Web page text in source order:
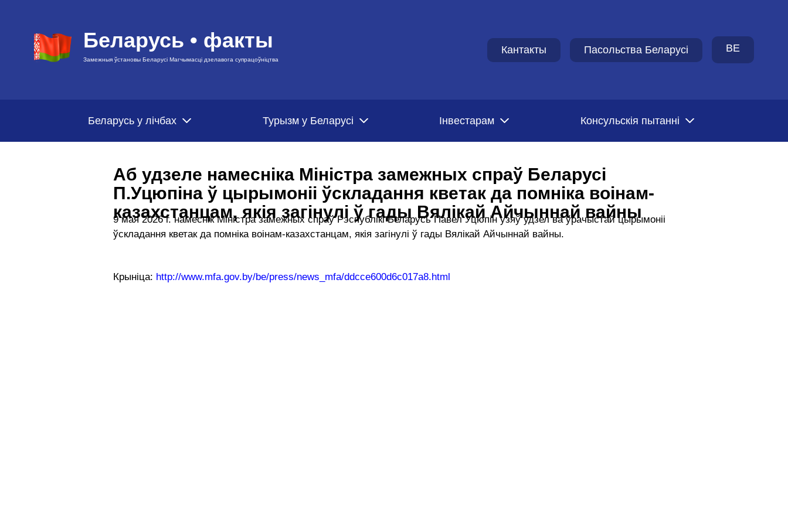
Беларусь • факты
Замежныя ўстановы Беларусі Магчымасці дзелавога супрацоўніцтва
Кантакты Пасольства Беларусi BE
Беларусь у лічбах Турызм у Беларусі Iнвестарам Консульскія пытанні
Аб удзеле намесніка Міністра замежных спраў Беларусі
П.Уцюпіна ў цырымоніі ўскладання кветак да помніка воінам-
казахстанцам, якія загінулі ў гады Вялікай Айчыннай вайны
9 мая 2026 г. намеснік Міністра замежных спраў Рэспублікі Беларусь Павел Уцюпін узяў удзел ва ўрачыстай цырымоніі
ўскладання кветак да помніка воінам-казахстанцам, якія загінулі ў гады Вялікай Айчыннай вайны.
Крыніца: http://www.mfa.gov.by/be/press/news_mfa/ddcce600d6c017a8.html